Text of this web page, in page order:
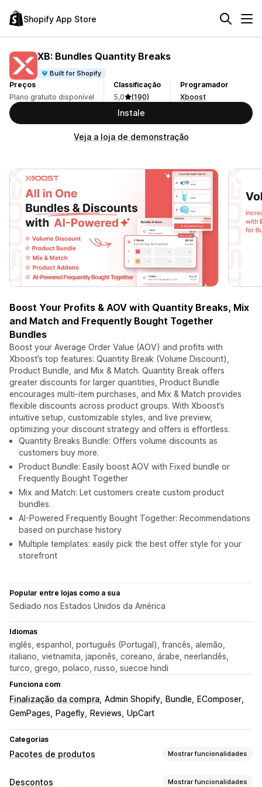
Shopify App Store
XB: Bundles Quantity Breaks
Built for Shopify
Preços
Plano gratuito disponível
Classificação
5,0
(190)
Programador
Xboost
Instale
Veja a loja de demonstração
Boost Your Profits & AOV with Quantity Breaks, Mix
and Match and Frequently Bought Together
Bundles
Boost your Average Order Value (AOV) and profits with
Xboost’s top features: Quantity Break (Volume Discount),
Product Bundle, and Mix & Match. Quantity Break offers
greater discounts for larger quantities, Product Bundle
encourages multi-item purchases, and Mix & Match provides
flexible discounts across product groups. With Xboost’s
intuitive setup, customizable styles, and live preview,
optimizing your discount strategy and offers is effortless.
Quantity Breaks Bundle: Offers volume discounts as
customers buy more.
Product Bundle: Easily boost AOV with Fixed bundle or
Frequently Bought Together
Mix and Match: Let customers create custom product
bundles.
AI-Powered Frequently Bought Together: Recommendations
based on purchase history
Multiple templates: easily pick the best offer style for your
storefront
Popular entre lojas como a sua
Sediado nos Estados Unidos da América
Idiomas
inglês, espanhol, português (Portugal), francês, alemão,
italiano, vietnamita, japonês, coreano, árabe, neerlandês,
turco, grego, polaco, russo, suecoe hindi
Funciona com
Finalização da compra Admin Shopify Bundle
EComposer
GemPages
Pagefly Reviews UpCart
Categorias
Pacotes de produtos Mostrar funcionalidades
Tipos de pacotes
Descontos Mostrar funcionalidades